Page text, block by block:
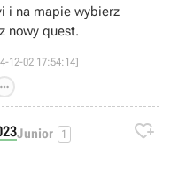
i na mapie wybierz
nowy quest.
12-02 17:54:14]

Junior 1 